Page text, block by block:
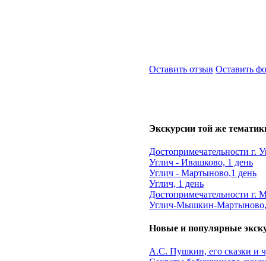
Оставить отзыв Оставить
Экскурсии той же
Достопримечательности г.
Углич - Ивашково, 1 день
Углич - Мартыново,1 день
Углич, 1 день
Достопримечательности
Углич-Мышкин-Мартыново,
Новые и популярные
А.С. Пушкин, его сказки и